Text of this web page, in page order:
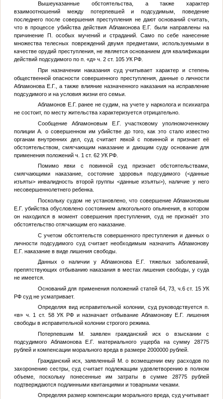
Вышеуказанные обстоятельства, а также характер
взаимоотношений между потерпевшей и подсудимым, поведение
последнего после совершения преступления не дают оснований считать,
что в процессе убийства действия Абламонова Е.Г. были направлены на
причинение П.
особых мучений и страданий. Само по себе нанесение
множества телесных повреждений двумя предметами, используемыми в
качестве орудий преступления, не является основанием для квалификации
действий подсудимого по п. «д» ч. 2 ст. 105 УК РФ.
При назначении наказания суд учитывает характер и степень
общественной опасности совершенного преступления, данные о личности
Абламонова Е.Г., а также влияние назначенного наказания на исправление
подсудимого и на условия жизни его семьи.
Абламонов Е.Г. ранее не судим, на учете у нарколога и психиатра
не состоит, по месту жительства характеризуется отрицательно.
Сообщение Абламоновым Е.Г. участковому уполномоченному
полицииА.
о совершенном им убийстве до того, как это стало известно
органам внутренних дел, суд считает явкой с повинной и признает её
обстоятельством, смягчающим наказание и дающим суду основание для
применения положений ч. 1 ст. 62 УК РФ.
Помимо явки с повинной суд признает обстоятельствами,
смягчающими наказание, состояние здоровья подсудимого (<данные
изъяты>инвалидность второй группы <данные изъяты>), наличие у него
несовершеннолетнего ребенка.
Поскольку судом не установлено, что совершение Абламоновым
Е.Г. убийства обусловлено состоянием алкогольного опьянения, в котором
он находился в момент совершения преступления, суд не признаёт это
обстоятельство отягчающим его наказание.
С учетом обстоятельств совершенного преступления и данных о
личности подсудимого суд считает необходимым назначить Абламонову
Е.Г. наказание в виде лишения свободы.
Данных о наличии у Абламонова Е.Г. тяжелых заболеваний,
препятствующих отбыванию наказания в местах лишения свободы, у суда
не имеется.
Оснований для применения положений статей 64, 73, ч.6 ст. 15 УК
РФ суд не усматривает.
Определяя вид исправительной колонии, суд руководствуется п.
«в» ч. 1 ст. 58 УК РФ и назначает отбывание Абламонову Е.Г. лишения
свободы в исправительной колонии строгого режима.
ПотерпевшимМ.
заявлен гражданский иск о взыскании с
подсудимого Абламонова Е.Г. материального ущерба на сумму 28775
рублей и компенсации морального вреда в размере 2000000 рублей.
Гражданский иск, заявленный М. о возмещении ему расходов по
захоронению сестры, суд считает подлежащим удовлетворению в полном
объеме, поскольку понесенные им затраты в сумме 28775 рублей
подтверждаются подлинными квитанциями и товарными чеками.
Определяя размер компенсации морального вреда, суд учитывает